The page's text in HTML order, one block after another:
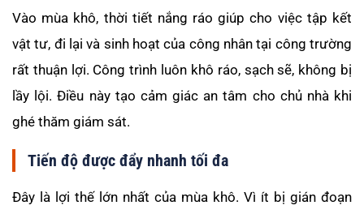
Vào mùa khô, thời tiết nắng ráo giúp cho việc tập kết
vật tư, đi lại và sinh hoạt của công nhân tại công trường
rất thuận lợi. Công trình luôn khô ráo, sạch sẽ, không bị
lầy lội. Điều này tạo cảm giác an tâm cho chủ nhà khi
ghé thăm giám sát.
Tiến độ được đẩy nhanh tối đa
Đây là lợi thế lớn nhất của mùa khô. Vì ít bị gián đoạn